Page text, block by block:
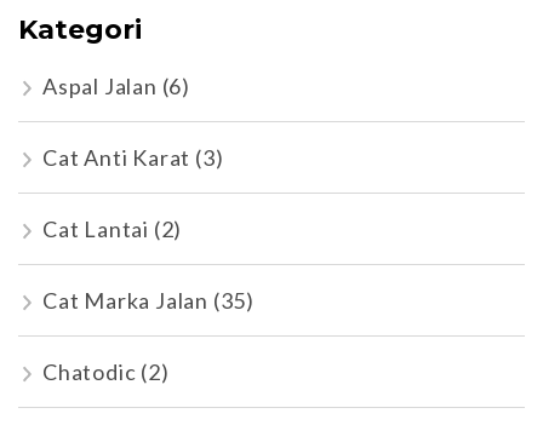
Kategori
Aspal Jalan (6)
Cat Anti Karat (3)
Cat Lantai (2)
Cat Marka Jalan (35)
Chatodic (2)